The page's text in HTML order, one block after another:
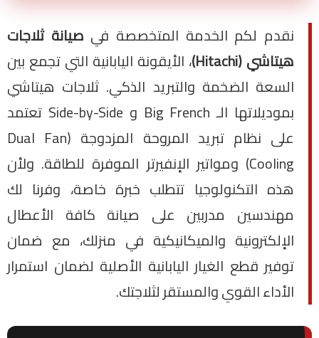
نقدم لكم الخدمة المتخصصة في صيانة ثلاجات
هيتاشي (Hitachi)
، الأيقونة اليابانية التي تجمع بين
السعة الضخمة والتبريد الذكي. ثلاجات هيتاشي
بموديلاتها الـ Big French و Side-by-Side تعتمد
على نظام تبريد المروحة المزدوجة (Dual Fan
Cooling) ومواتير الإنفيرتر الموفرة للطاقة. ولأن
هذه التكنولوجيا تتطلب خبرة خاصة، وفرنا لك
مهندسين مدربين على صيانة كافة الأعطال
الإلكترونية والميكانيكية في منزلك، مع ضمان
توفير قطع الغيار اليابانية الأصلية لضمان استمرار
الأداء القوي والمستقر لثلاجتك.